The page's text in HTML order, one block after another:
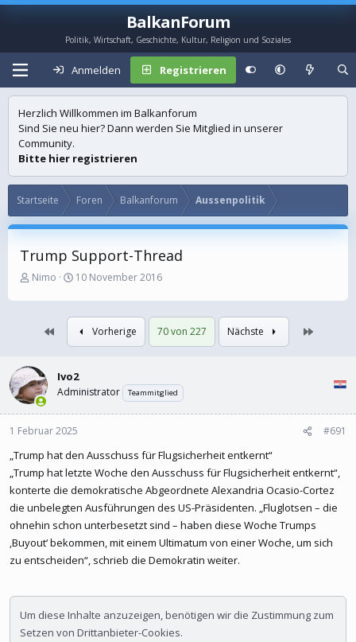
BalkanForum
Politik, Wirtschaft, Geschichte, Kultur, Religion und Soziales
Anmelden Registrieren
Herzlich Willkommen im Balkanforum
Sind Sie neu hier? Dann werden Sie Mitglied in unserer
Community.
Bitte hier registrieren
Startseite Foren Balkanforum Aussenpolitik
Trump Support-Thread
E
s
e
r
Nimo
E
s
t
e
l
t
a
10 November 2016
Erste Vorherige 70 von 227 Nächste Letzte
Ivo2
Administrator Teammitglied
1 Februar 2025 #691
„Trump hat den Ausschuss für Flugsicherheit entkernt“
„Trump hat letzte Woche den Ausschuss für Flugsicherheit entkernt“,
konterte die demokratische Abgeordnete Alexandria Ocasio-Cortez
die unbelegten Ausführungen des US-Präsidenten. „Fluglotsen – die
ohnehin schon unterbesetzt sind – haben diese Woche Trumps
‚Buyout‘ bekommen, mit einem Ultimatum von einer Woche, um sich
zu entscheiden“, schrieb die Demokratin weiter.
Um diese Inhalte anzuzeigen, benötigen wir die Zustimmung zum
Setzen von Drittanbieter-Cookies.